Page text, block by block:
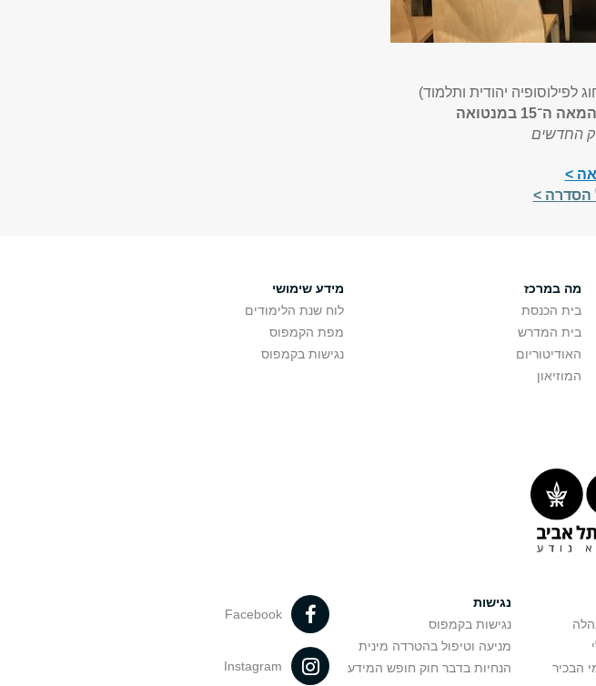
יהודית ותלמוד)
במנטואה
החדשים
>
הסדרה >
מה במרכז
בית הכנסת
בית המדרש
האודיטוריום
המוזיאון
מידע שימושי
לוח שנת הלימודים
מפת הקמפוס
נגישות בקמפוס
הבכיר
נגישות
נגישות בקמפוס
מניעה וטיפול בהטרדה מינית
הנחיות בדבר חוק חופש המידע
Facebook
Instagram